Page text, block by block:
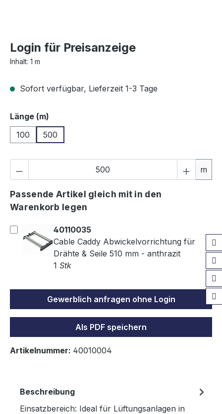
Login für Preisanzeige
Inhalt: 1 m
Sofort verfügbar, Lieferzeit 1-3 Tage
Länge (m)
100
500
m
Passende Artikel gleich mit in den
Warenkorb legen
40110035
Cable Caddy Abwickelvorrichtung für
Drähte & Seile 510 mm - anthrazit
1 Stk
Gewerblich anfragen ohne Login
Als PDF speichern
Artikelnummer: 40010004
Beschreibung
Einsatzbereich: Ideal für Lüftungsanlagen in